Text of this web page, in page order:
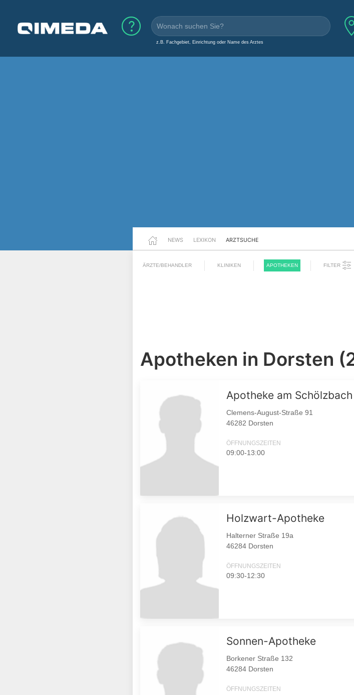
z.B. Fachgebiet, Einrichtung oder Name des Arztes
NEWS LEXIKON ARZTSUCHE
ÄRZTE/BEHANDLER KLINIKEN APOTHEKEN FILTER
Apotheken in Dorsten
Apotheke am Schölzbach
Clemens-August-Straße 91
46282 Dorsten
ÖFFNUNGSZEITEN
09:00-13:00
Holzwart-Apotheke
Halterner Straße 19a
46284 Dorsten
ÖFFNUNGSZEITEN
09:30-12:30
Sonnen-Apotheke
Borkener Straße 132
46284 Dorsten
ÖFFNUNGSZEITEN